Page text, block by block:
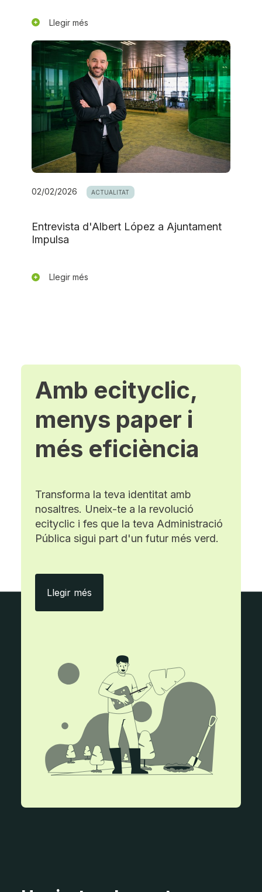
Llegir més
02/02/2026 ACTUALITAT
Entrevista d'Albert López a Ajuntament
Impulsa
Llegir més
Amb ecityclic,
menys paper i
més eficiència
Transforma la teva identitat amb
nosaltres. Uneix-te a la revolució
ecityclic i fes que la teva Administració
Pública sigui part d'un futur més verd.
Llegir més Amb ecityclic, menys paper i més